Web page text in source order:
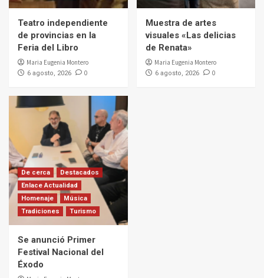
Teatro independiente
de provincias en la
Feria del Libro
Maria Eugenia Montero
6 agosto, 2026 0
Muestra de artes
visuales «Las delicias
de Renata»
Maria Eugenia Montero
6 agosto, 2026 0
De cerca
Destacados
Enlace Actualidad
Homenaje
Música
Tradiciones
Turismo
Se anunció Primer
Festival Nacional del
Éxodo